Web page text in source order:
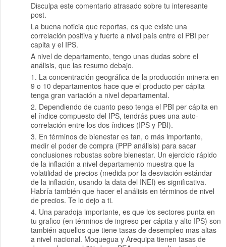
Disculpa este comentario atrasado sobre tu interesante
post.
La buena noticia que reportas, es que existe una
correlación positiva y fuerte a nivel país entre el PBI per
capita y el IPS.
A nivel de departamento, tengo unas dudas sobre el
análisis, que las resumo debajo.
1. La concentración geográfica de la producción minera en
9 o 10 departamentos hace que el producto per cápita
tenga gran variación a nivel departamental.
2. Dependiendo de cuanto peso tenga el PBI per cápita en
el índice compuesto del IPS, tendrás pues una auto-
correlación entre los dos índices (IPS y PBI).
3. En términos de bienestar es tan, o más importante,
medir el poder de compra (PPP análisis) para sacar
conclusiones robustas sobre bienestar. Un ejercicio rápido
de la inflación a nivel departamento muestra que la
volatilidad de precios (medida por la desviación estándar
de la inflación, usando la data del INEI) es significativa.
Habría también que hacer el análisis en términos de nivel
de precios. Te lo dejo a ti.
4. Una paradoja importante, es que los sectores punta en
tu grafico (en términos de ingreso per cápita y alto IPS) son
también aquellos que tiene tasas de desempleo mas altas
a nivel nacional. Moquegua y Arequipa tienen tasas de